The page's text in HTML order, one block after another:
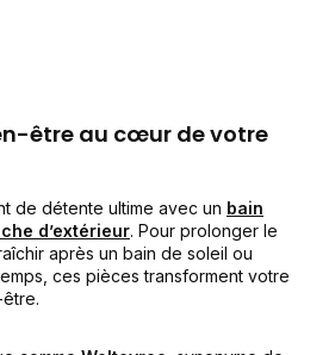
être au cœur de votre
de détente ultime avec un bain
d’extérieur. Pour prolonger le
après un bain de soleil ou
ces pièces transforment votre